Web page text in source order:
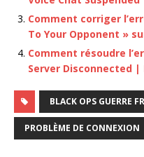
Comment corriger
To Your Opponent »
Comment résoudre
Server Disconnected |
BLACK OPS GUERRE
PROBLÈME DE CONNEXION